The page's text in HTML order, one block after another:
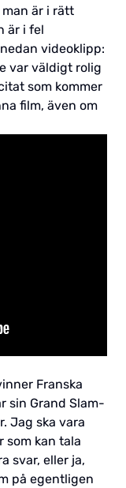
är i rätt
är i fel
videoklipp:
var väldigt rolig
som kommer
film, även om
Franska
sin Grand Slam-
Jag ska vara
som kan tala
svar, eller ja,
på egentligen